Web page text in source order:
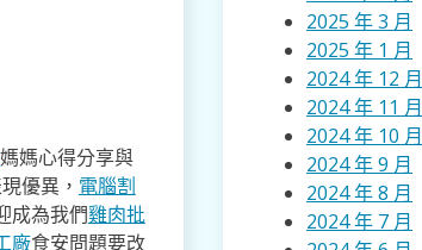
媽媽心得分享與
優異， 電腦割
成為我們雞肉批
廠食安問題要改
2025 年 3 月
2025 年 1 月
2024 年 12 月
2024 年 11 月
2024 年 10 月
2024 年 9 月
2024 年 8 月
2024 年 7 月